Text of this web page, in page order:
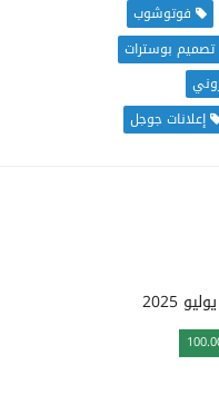
فوتوشوب
تصميم بوسترات
إعلانات جوجل